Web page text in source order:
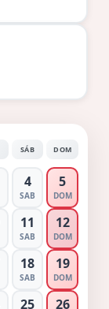
SÁB DOM
4
SAB
5
DOM
11
SAB
12
DOM
18
SAB
19
DOM
25 26